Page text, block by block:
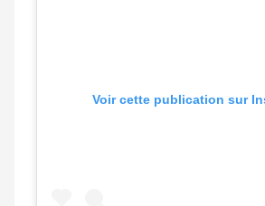
Voir cette publication sur